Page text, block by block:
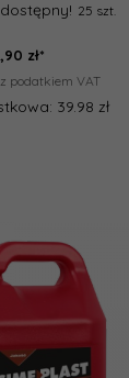
25 szt.
90 zł*
podatkiem VAT
39.98 zł